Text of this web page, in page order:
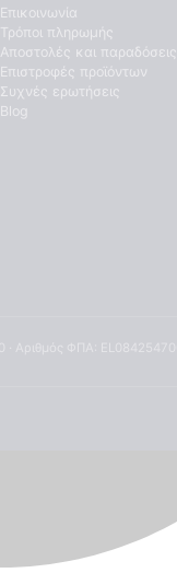
Επικοινωνία
Τρόποι πληρωμής
Αποστολές και παραδόσεις
Επιστροφές προϊόντων
Συχνές ερωτήσεις
Blog